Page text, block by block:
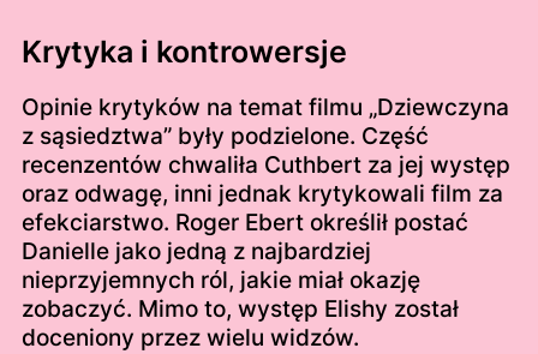
Krytyka i kontrowersje
Opinie krytyków na temat filmu „Dziewczyna
z sąsiedztwa” były podzielone. Część
recenzentów chwaliła Cuthbert za jej występ
oraz odwagę, inni jednak krytykowali film za
efekciarstwo. Roger Ebert określił postać
Danielle jako jedną z najbardziej
nieprzyjemnych ról, jakie miał okazję
zobaczyć. Mimo to, występ Elishy został
doceniony przez wielu widzów.